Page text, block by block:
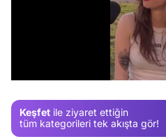
Keşfet ile ziyaret ettiğin
tüm kategorileri tek akışta gör!